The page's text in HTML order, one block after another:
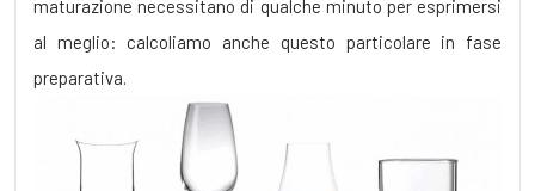
maturazione necessitano di qualche minuto per esprimersi
al meglio: calcoliamo anche questo particolare in fase
preparativa.